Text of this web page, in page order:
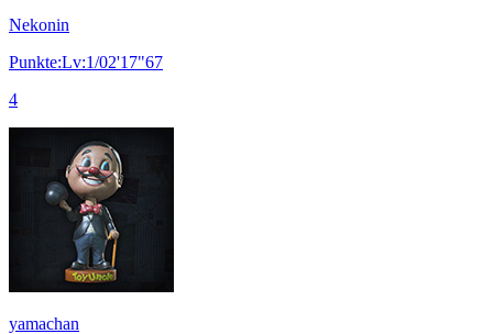
Nekonin
Punkte:Lv:1/02'17"67
4
yamachan